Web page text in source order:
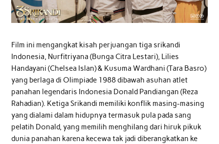
Film ini mengangkat kisah perjuangan tiga srikandi
Indonesia, Nurfitriyana (Bunga Citra Lestari), Lilies
Handayani (Chelsea Islan) & Kusuma Wardhani (Tara Basro)
yang berlaga di Olimpiade 1988 dibawah asuhan atlet
panahan legendaris Indonesia Donald Pandiangan (Reza
Rahadian). Ketiga Srikandi memiliki konflik masing-masing
yang dialami dalam hidupnya termasuk pula pada sang
pelatih Donald, yang memilih menghilang dari hiruk pikuk
dunia panahan karena kecewa tak jadi diberangkatkan ke